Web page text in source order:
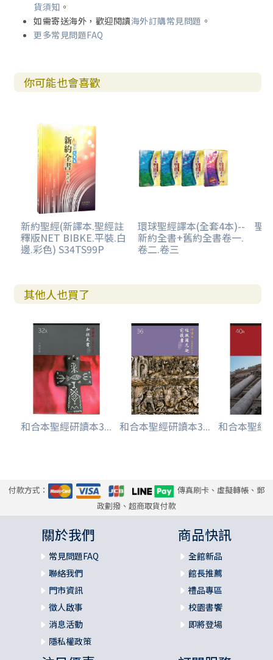
貨須知 。
如需寄送海外，歡迎閱讀海外訂購常見問題 。
更多常見問題FAQ
你可能也會喜歡
新約聖經(新譯本.聖經註
釋版NET BIBKE.平裝.白
邊.彩色) S34TS99P
環球聖經譯本(全套4本)--
新約全書+舊約全書卷一.
卷二.卷三
聖
其他人也買了
和合本聖經研讀本3... 和合本聖經研讀本3... 和合本聖經
付款方式：
傳真刷卡、虛擬轉帳、郵
政劃撥、超商取貨付款
關於我們
常見問題FAQ
聯絡我們
門市資訊
徵人啟事
消息活動
隱私權政策
商品快訊
全館新品
館長推薦
禮品專區
校園書饗
即將登場